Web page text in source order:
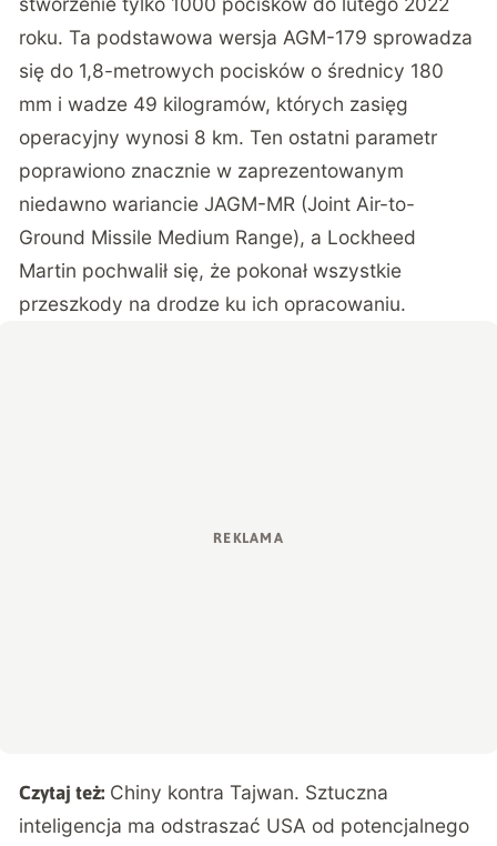
roku. Ta podstawowa wersja AGM-179 sprowadza
się do 1,8-metrowych pocisków o średnicy 180
mm i wadze 49 kilogramów, których zasięg
operacyjny wynosi 8 km. Ten ostatni parametr
poprawiono znacznie w zaprezentowanym
niedawno wariancie JAGM-MR (Joint Air-to-
Ground Missile Medium Range), a Lockheed
Martin pochwalił się, że pokonał wszystkie
przeszkody na drodze ku ich opracowaniu.
Czytaj też: Chiny kontra Tajwan. Sztuczna
inteligencja ma odstraszać USA od potencjalnego